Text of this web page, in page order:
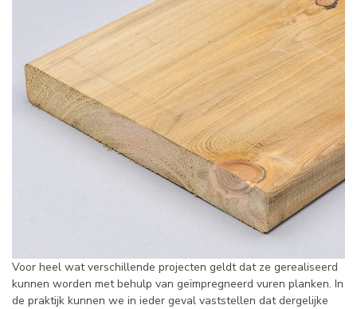
Voor heel wat verschillende projecten geldt dat ze gerealiseerd
kunnen worden met behulp van geïmpregneerd vuren planken. In
de praktijk kunnen we in ieder geval vaststellen dat dergelijke